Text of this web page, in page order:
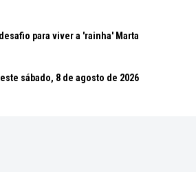
para viver a 'rainha' Marta
sábado, 8 de agosto de 2026